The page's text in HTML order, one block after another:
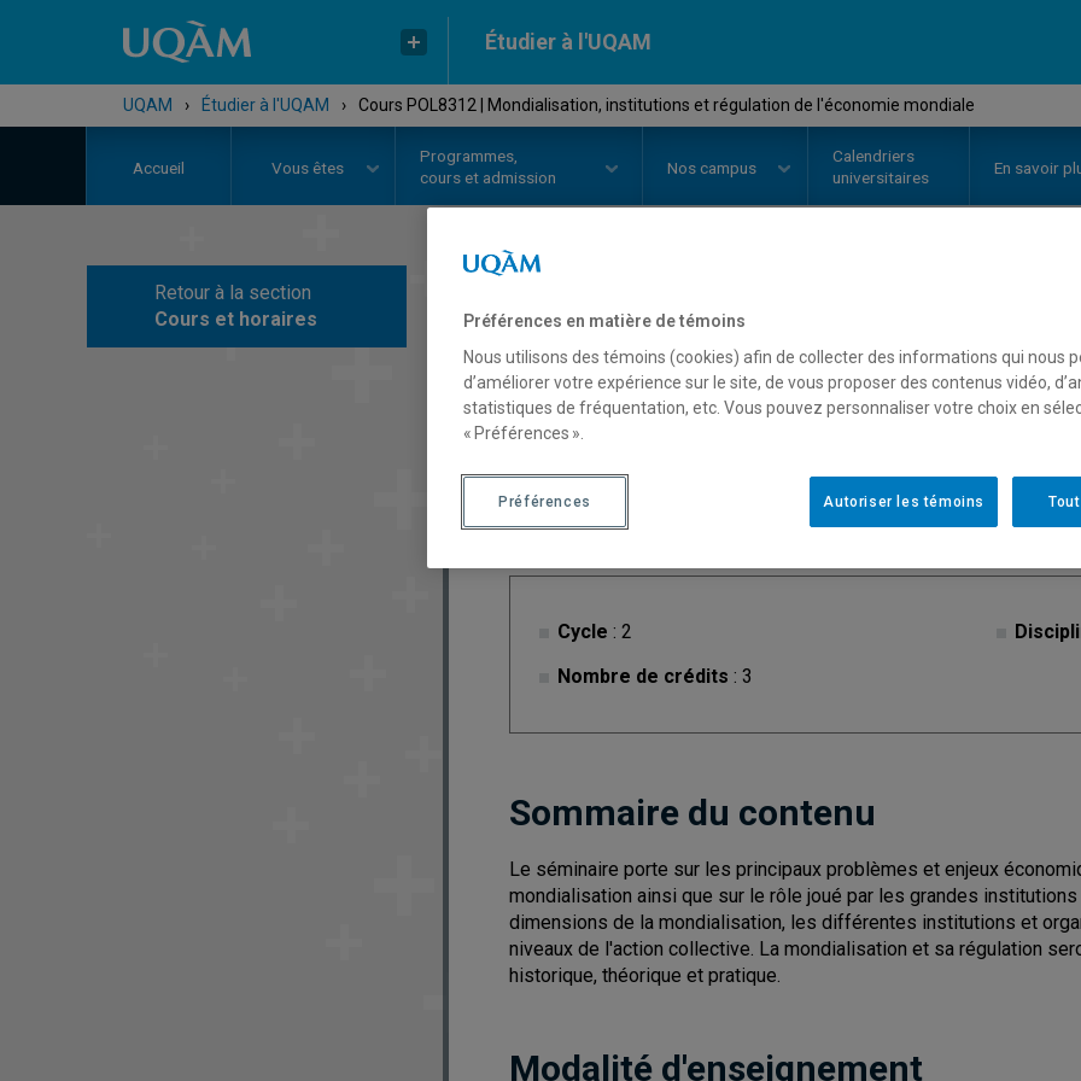
Étudier à l'UQAM
UQAM › Étudier à l'UQAM › Cours POL8312 | Mondialisation, institutions et régulation de l'économie mondiale
Accueil Vous êtes
Programmes,
cours et admission
Nos campus
Calendriers
universitaires
En savoir
Retour à la section
Cours et horaires
COURS// POL8312
régulation de
Cycle : 2
Nombre de crédits : 3
Sommaire du contenu
Le séminaire porte sur les principaux problèmes et enjeux
mondialisation ainsi que sur le rôle joué par les grandes
dimensions de la mondialisation, les différentes institutions et
niveaux de l'action collective. La mondialisation et sa régulation
historique, théorique et pratique.
Modalité d'enseignement
Préférences en matière de témoins
Nous utilisons des témoins (cookies) afin de collecter des informations qui nous
d’améliorer votre expérience sur le site, de vous proposer des contenus vidéo,
statistiques de fréquentation, etc. Vous pouvez personnaliser votre choix en
« Préférences ».
Autoriser les témoins
Préférences